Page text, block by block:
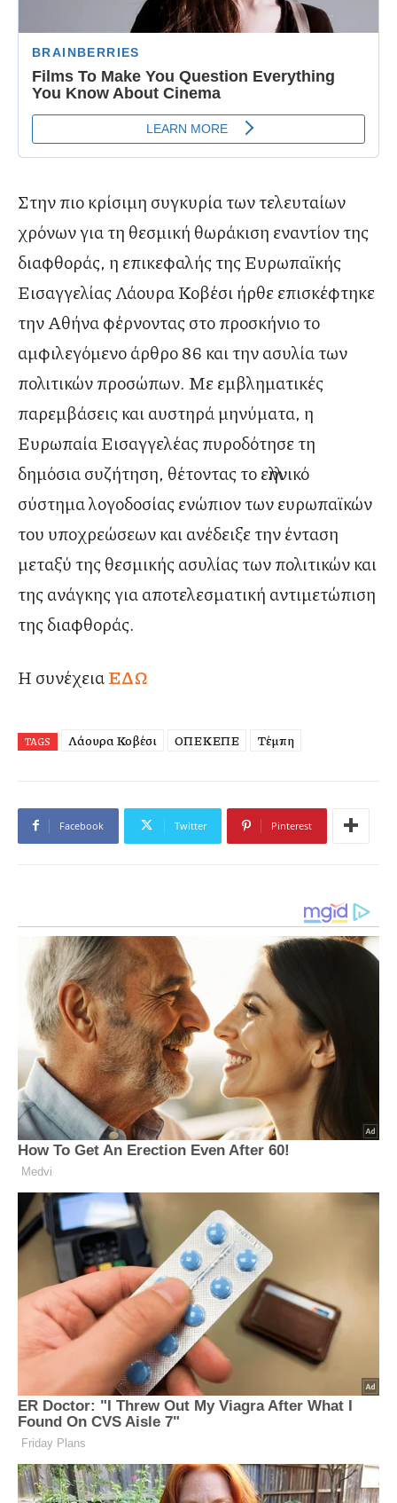
Στην πιο κρίσιμη συγκυρία των τελευταίων
χρόνων για τη θεσμική θωράκιση εναντίον της
διαφθοράς, η επικεφαλής της Ευρωπαϊκής
Εισαγγελίας Λάουρα Κοβέσι ήρθε επισκέφτηκε
την Αθήνα φέρνοντας στο προσκήνιο το
αμφιλεγόμενο άρθρο 86 και την ασυλία των
πολιτικών προσώπων. Με εμβληματικές
παρεμβάσεις και αυστηρά μηνύματα, η
Ευρωπαία Εισαγγελέας πυροδότησε τη
δημόσια συζήτηση, θέτοντας το ελληνικό
σύστημα λογοδοσίας ενώπιον των ευρωπαϊκών
του υποχρεώσεων και ανέδειξε την ένταση
μεταξύ της θεσμικής ασυλίας των πολιτικών και
της ανάγκης για αποτελεσματική αντιμετώπιση
της διαφθοράς.
Η συνέχειαΕΔΩ
TAGS Λάουρα Κοβέσι ΟΠΕΚΕΠΕ Τέμπη
Facebook Twitter Pinterest